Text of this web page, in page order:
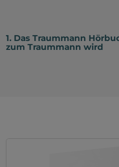
1. Das Traummann
zum Traummann wird